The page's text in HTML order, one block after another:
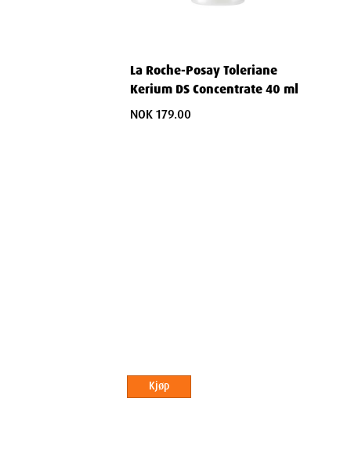
La Roche-Posay Toleriane
Kerium DS Concentrate 40 ml
NOK 179.00
Kjøp